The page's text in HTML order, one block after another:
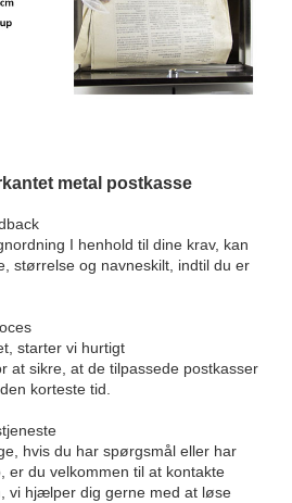
metal postkasse
I henhold til dine krav, kan
størrelse og navneskilt, indtil du er
starter vi hurtigt
at sikre, at de tilpassede postkasser
korteste tid.
hvis du har spørgsmål eller har
er du velkommen til at kontakte
vi hjælper dig gerne med at løse